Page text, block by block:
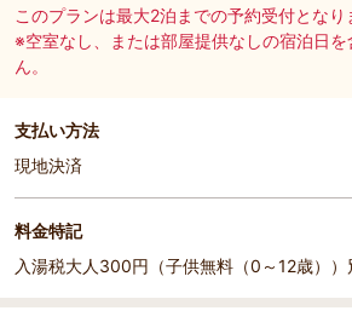
このプランは最大2泊までの予約受付となり
※空室なし、または部屋提供なしの宿泊日
ん。
支払い方法
現地決済
料金特記
入湯税大人300円（子供無料（0～12歳））